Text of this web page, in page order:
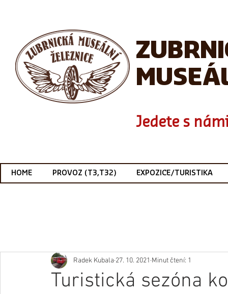
Jedete s
HOME PROVOZ (T3,T32) EXPOZICE/TURISTIKA
Turistická sezóna
Radek Kubala 27. 10. 2021 Minut čtení: 1